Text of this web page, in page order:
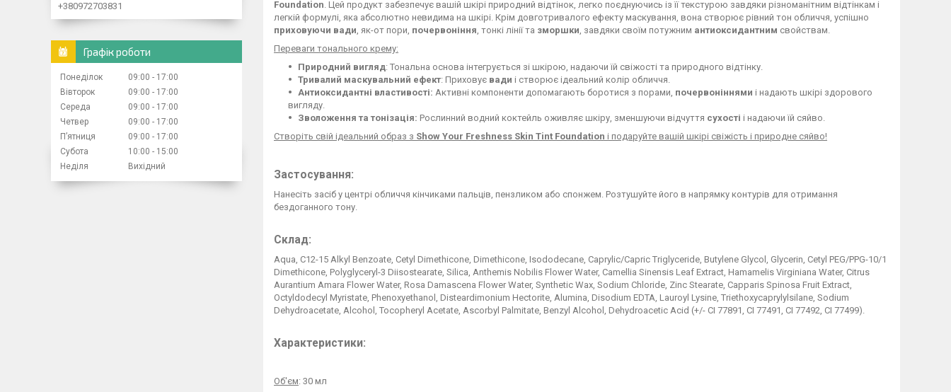
Foundation . Цей продукт забезпечує вашій шкірі природний відтінок, легко поєднуючись із її текстурою завдяки різноманітним відтінкам і
легкій формулі, яка абсолютно невидима на шкірі. Крім довготривалого ефекту маскування, вона створює рівний тон обличчя, успішно
приховуючи вади , як-от пори, почервоніння , тонкі лінії та зморшки , завдяки своїм потужним антиоксидантним свойствам.
Переваги тонального крему:
Природний вигляд: Тональна основа інтегрується зі шкірою, надаючи їй свіжості та природного відтінку.
Тривалий маскувальний ефект: Приховує вади і створює ідеальний колір обличчя.
Антиоксидантні властивості: Активні компоненти допомагають боротися з порами, почервоніннями і надають шкірі здорового
вигляду.
Зволоження та тонізація: Рослинний водний коктейль оживляє шкіру, зменшуючи відчуття сухості і надаючи їй сяйво.
Створіть свій ідеальний образ з Show Your Freshness Skin Tint Foundation і подаруйте вашій шкірі свіжість і природне сяйво!
Застосування:
Нанесіть засіб у центрі обличчя кінчиками пальців, пензликом або спонжем. Розтушуйте його в напрямку контурів для отримання
бездоганного тону.
Склад:
Aqua, C12-15 Alkyl Benzoate, Cetyl Dimethicone, Dimethicone, Isododecane, Caprylic/Capric Triglyceride, Butylene Glycol, Glycerin, Cetyl PEG/PPG-10/1
Dimethicone, Polyglyceryl-3 Diisostearate, Silica, Anthemis Nobilis Flower Water, Camellia Sinensis Leaf Extract, Hamamelis Virginiana Water, Citrus
Aurantium Amara Flower Water, Rosa Damascena Flower Water, Synthetic Wax, Sodium Chloride, Zinc Stearate, Capparis Spinosa Fruit Extract,
Octyldodecyl Myristate, Phenoxyethanol, Disteardimonium Hectorite, Alumina, Disodium EDTA, Lauroyl Lysine, Triethoxycaprylylsilane, Sodium
Dehydroacetate, Alcohol, Tocopheryl Acetate, Ascorbyl Palmitate, Benzyl Alcohol, Dehydroacetic Acid (+/- CI 77891, CI 77491, CI 77492, CI 77499).
Характеристики:
Об'єм: 30 мл
+380972703831
Графік роботи
Понеділок 09:00
17:00
Вівторок
09:00
17:00
Середа
09:00
17:00
Четвер
09:00
17:00
Пʼятниця
09:00
17:00
Субота
10:00
15:00
Неділя
Вихідний